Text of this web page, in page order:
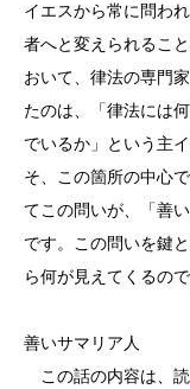
イエスから常に問わ
者へと変えられるこ
おいて、律法の専門
たのは、「律法には
でいるか」という主
そ、この箇所の中心
てこの問いが、「善
です。この問いを鍵
ら何が見えてくるので
善いサマリア人
この話の内容は、